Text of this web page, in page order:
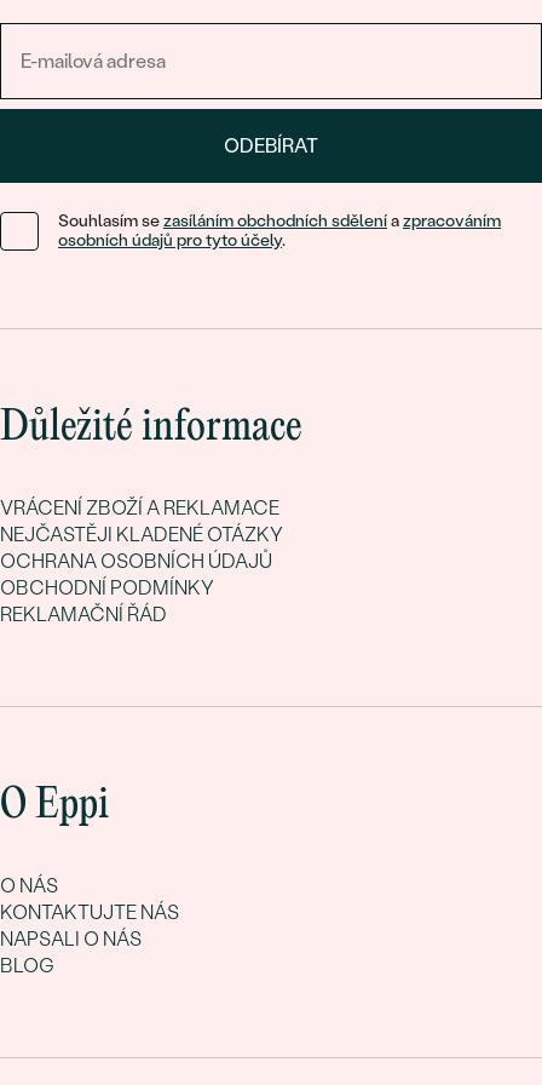
ODEBÍRAT
Souhlasím sezasíláním obchodních sděleníazpracováním
osobních údajů pro tyto účely.
Důležité informace
VRÁCENÍ ZBOŽÍ A REKLAMACE
NEJČASTĚJI KLADENÉ OTÁZKY
OCHRANA OSOBNÍCH ÚDAJŮ
OBCHODNÍ PODMÍNKY
REKLAMAČNÍ ŘÁD
O Eppi
O NÁS
KONTAKTUJTE NÁS
NAPSALI O NÁS
BLOG